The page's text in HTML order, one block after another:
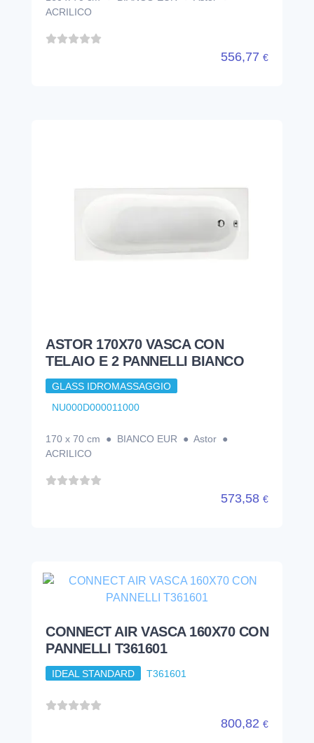
ACRILICO
556,77 €
ASTOR 170X70 VASCA CON
TELAIO E 2 PANNELLI BIANCO
GLASS IDROMASSAGGIO
NU000D000011000
170 x 70 cm ● BIANCO EUR ● Astor ●
ACRILICO
573,58 €
CONNECT AIR VASCA 160X70 CON
PANNELLI T361601
IDEAL STANDARD T361601
800,82 €